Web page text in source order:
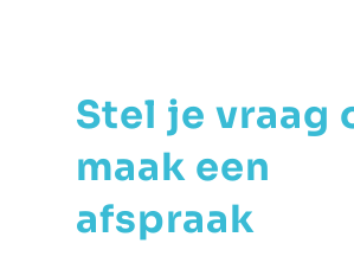
Stel je vraag
maak een
afspraak